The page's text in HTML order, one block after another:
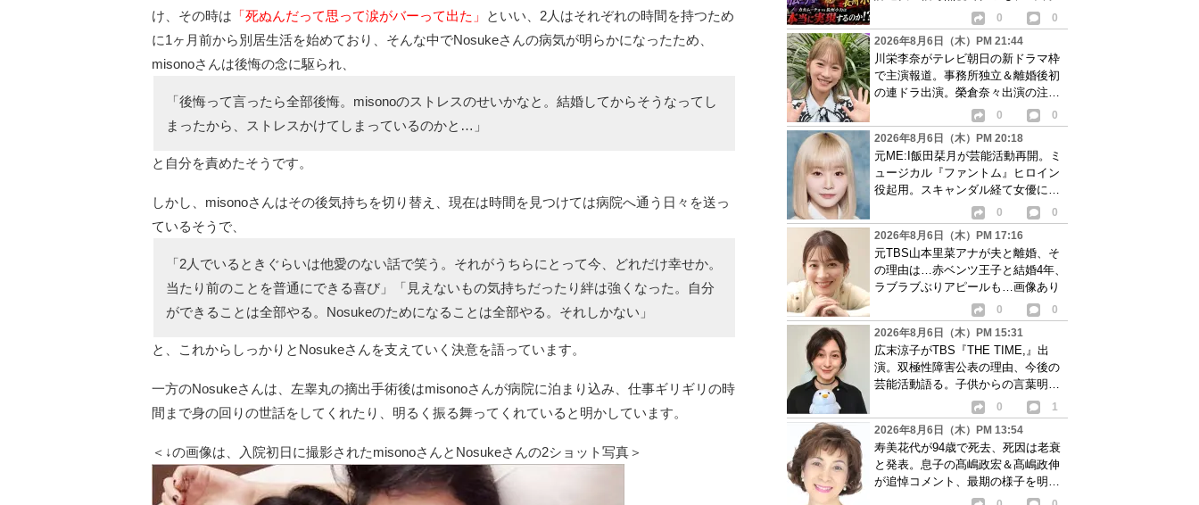
け、その時は 「死ぬんだって思って涙がバーって出た」
といい、2人はそれぞれの時間を持つため
に1ヶ月前から別居生活を始めており、そんな中でNosukeさんの病気が明らかになったため、
misonoさんは後悔の念に駆られ、
「後悔って言ったら全部後悔。misonoのストレスのせいかなと。結婚してからそうなってし
まったから、ストレスかけてしまっているのかと…」
と自分を責めたそうです。
しかし、misonoさんはその後気持ちを切り替え、現在は時間を見つけては病院へ通う日々を送っ
ているそうで、
「2人でいるときぐらいは他愛のない話で笑う。それがうちらにとって今、どれだけ幸せか。
当たり前のことを普通にできる喜び」「見えないもの気持ちだったり絆は強くなった。自分
ができることは全部やる。Nosukeのためになることは全部やる。それしかない」
と、これからしっかりとNosukeさんを支えていく決意を語っています。
一方のNosukeさんは、左睾丸の摘出手術後はmisonoさんが病院に泊まり込み、仕事ギリギリの時
間まで身の回りの世話をしてくれたり、明るく振る舞ってくれていると明かしています。
＜↓の画像は、入院初日に撮影されたmisonoさんとNosukeさんの2ショット写真＞
0
0
2026年8月6日（木）PM 21:44
川栄李奈がテレビ朝日の新ドラマ枠
で主演報道。事務所独立＆離婚後初
の連ドラ出演。榮倉奈々出演の注目
0
0
2026年8月6日（木）PM 20:18
元ME:I飯田栞月が芸能活動再開。ミ
ュージカル『ファントム』ヒロイン
役起用。スキャンダル経て女優に転
0
0
2026年8月6日（木）PM 17:16
元TBS山本里菜アナが夫と離婚、そ
の理由は…赤ベンツ王子と結婚4年、
ラブラブぶりアピールも…画像あり
0
0
2026年8月6日（木）PM 15:31
広末涼子がTBS『THE TIME,』出
演。双極性障害公表の理由、今後の
芸能活動語る。子供からの言葉明か
0
1
2026年8月6日（木）PM 13:54
寿美花代が94歳で死去、死因は老衰
と発表。息子の髙嶋政宏＆髙嶋政伸
が追悼コメント、最期の様子を明か